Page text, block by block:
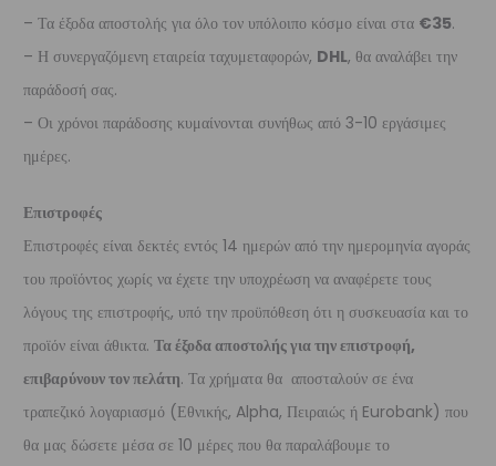
– Τα έξοδα αποστολής για όλο τον υπόλοιπο κόσμο είναι στα €35.
– Η συνεργαζόμενη εταιρεία ταχυμεταφορών, DHL, θα αναλάβει την
παράδοσή σας.
– Οι χρόνοι παράδοσης κυμαίνονται συνήθως από 3-10 εργάσιμες
ημέρες.
Επιστροφές
Επιστροφές είναι δεκτές εντός 14 ημερών από την ημερομηνία αγοράς
του προϊόντος χωρίς να έχετε την υποχρέωση να αναφέρετε τους
λόγους της επιστροφής, υπό την προϋπόθεση ότι η συσκευασία και το
προϊόν είναι άθικτα. Τα έξοδα αποστολής για την επιστροφή,
επιβαρύνουν τον πελάτη. Τα χρήματα θα αποσταλούν σε ένα
τραπεζικό λογαριασμό (Εθνικής, Alpha, Πειραιώς ή Eurobank) που
θα μας δώσετε μέσα σε 10 μέρες που θα παραλάβουμε το